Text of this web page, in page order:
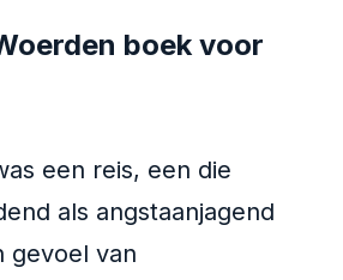
boek voor
een reis, een die
als angstaanjagend
gevoel van